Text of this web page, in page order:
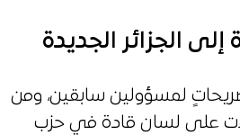
إلى الجزائر الجديدة
لمسؤولين سابقين، ومن
على لسان قادة في حزب